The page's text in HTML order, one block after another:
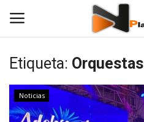
Contáctenos
TV en Vivo
Etiqueta: Orquestas
Noticias